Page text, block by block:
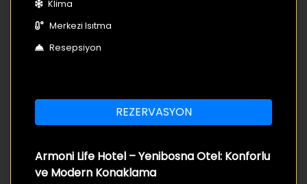
Klima
Merkezi Isıtma
Resepsiyon
REZERVASYON
Armoni Life Hotel – Yenibosna Otel: Konforlu
ve Modern Konaklama